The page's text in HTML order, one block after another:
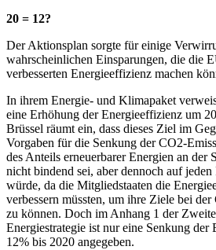
20 = 12?
Der Aktionsplan sorgte für einige
wahrscheinlichen Einsparungen, die die
verbesserten Energieeffizienz machen
In ihrem Energie- und Klimapaket
eine Erhöhung der Energieeffizienz um
Brüssel räumt ein, dass dieses Ziel im
Vorgaben für die Senkung der CO2-
des Anteils erneuerbarer Energien an der
nicht bindend sei, aber dennoch auf
würde, da die Mitgliedstaaten die
verbessern müssten, um ihre Ziele bei
zu können. Doch im Anhang 1 der
Energiestrategie ist nur eine Senkung der
12% bis 2020 angegeben.